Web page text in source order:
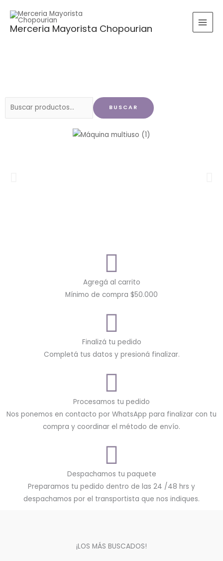
contenido
Merceria Mayorista Chopourian
Buscar
BUSCAR
Agregá al carrito
Mínimo de compra $50.000
Finalizá tu pedido
Completá tus datos y presioná finalizar.
Procesamos tu pedido
Nos ponemos en contacto por WhatsApp para finalizar con tu
compra y coordinar el método de envío.
Despachamos tu paquete
Preparamos tu pedido dentro de las 24 /48 hrs y
despachamos por el transportista que nos indiques.
¡LOS MÁS BUSCADOS!